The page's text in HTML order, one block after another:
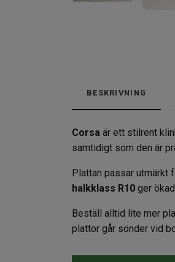
BESKRIVNING
Corsa är ett stilrent
samtidigt som den är
Plattan passar utmärkt
halkklass R10 ger
Beställ alltid lite mer
plattor går sönder vid